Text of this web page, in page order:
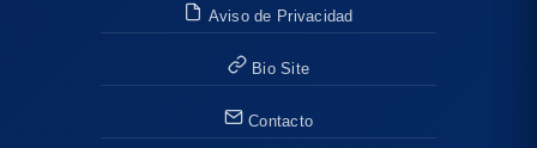
Aviso de Privacidad
Bio Site
Contacto